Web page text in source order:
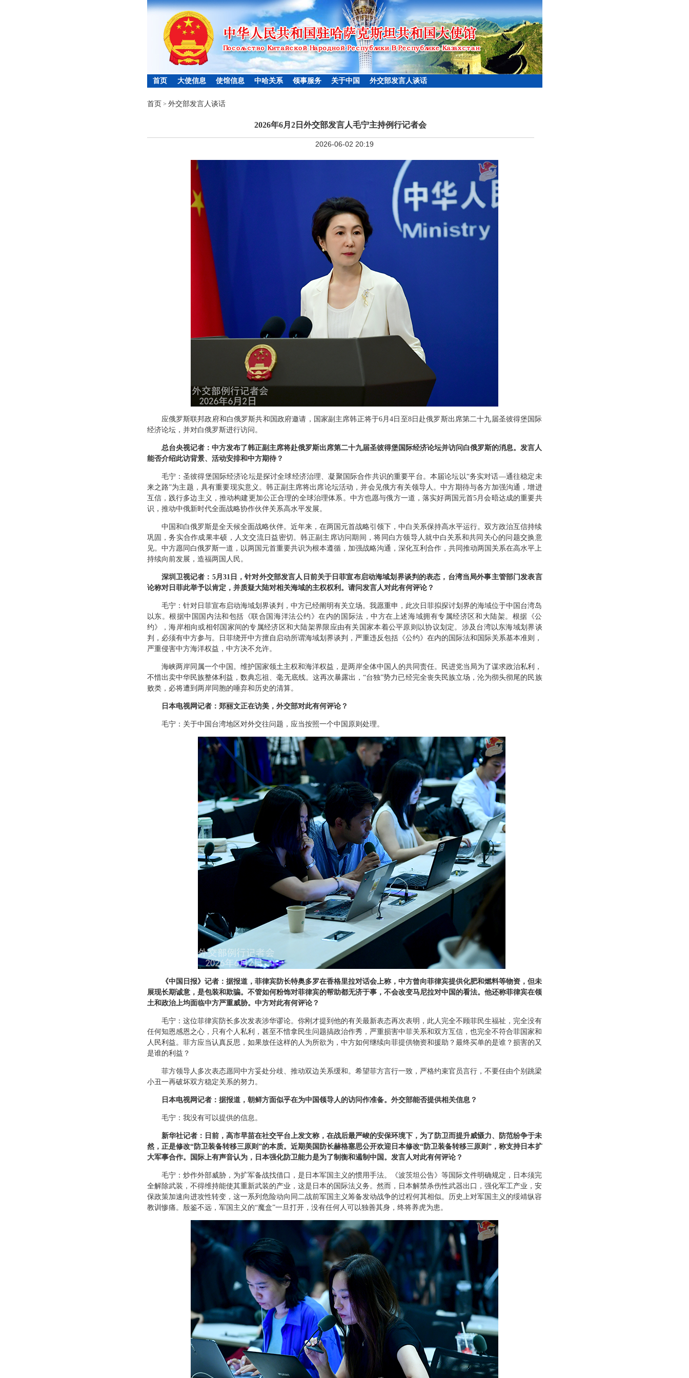
首页 大使信息 使馆信息 中哈关系 领事服务 关于中国 外交部发言人谈话
首页 > 外交部发言人谈话
2026年6月2日外交部发言人毛宁主持例行记者会
2026-06-02 20:19
应俄罗斯联邦政府和白俄罗斯共和国政府邀请，国家副主席韩正将于6月4日至8日赴俄罗斯出席第二十九届圣彼得堡国际
经济论坛，并对白俄罗斯进行访问。
总台央视记者：中方发布了韩正副主席将赴俄罗斯出席第二十九届圣彼得堡国际经济论坛并访问白俄罗斯的消息。发言人
能否介绍此访背景、活动安排和中方期待？
毛宁：圣彼得堡国际经济论坛是探讨全球经济治理、凝聚国际合作共识的重要平台。本届论坛以“务实对话—通往稳定未
来之路”为主题，具有重要现实意义。韩正副主席将出席论坛活动，并会见俄方有关领导人。中方期待与各方加强沟通，增进
互信，践行多边主义，推动构建更加公正合理的全球治理体系。中方也愿与俄方一道，落实好两国元首5月会晤达成的重要共
识，推动中俄新时代全面战略协作伙伴关系高水平发展。
中国和白俄罗斯是全天候全面战略伙伴。近年来，在两国元首战略引领下，中白关系保持高水平运行。双方政治互信持续
巩固，务实合作成果丰硕，人文交流日益密切。韩正副主席访问期间，将同白方领导人就中白关系和共同关心的问题交换意
见。中方愿同白俄罗斯一道，以两国元首重要共识为根本遵循，加强战略沟通，深化互利合作，共同推动两国关系在高水平上
持续向前发展，造福两国人民。
深圳卫视记者：5月31日，针对外交部发言人日前关于日菲宣布启动海域划界谈判的表态，台湾当局外事主管部门发表言
论称对日菲此举予以肯定，并质疑大陆对相关海域的主权权利。请问发言人对此有何评论？
毛宁：针对日菲宣布启动海域划界谈判，中方已经阐明有关立场。我愿重申，此次日菲拟探讨划界的海域位于中国台湾岛
以东。根据中国国内法和包括《联合国海洋法公约》在内的国际法，中方在上述海域拥有专属经济区和大陆架。根据《公
约》，海岸相向或相邻国家间的专属经济区和大陆架界限应由有关国家本着公平原则以协议划定。涉及台湾以东海域划界谈
判，必须有中方参与。日菲绕开中方擅自启动所谓海域划界谈判，严重违反包括《公约》在内的国际法和国际关系基本准则，
严重侵害中方海洋权益，中方决不允许。
海峡两岸同属一个中国。维护国家领土主权和海洋权益，是两岸全体中国人的共同责任。民进党当局为了谋求政治私利，
不惜出卖中华民族整体利益，数典忘祖、毫无底线。这再次暴露出，“台独”势力已经完全丧失民族立场，沦为彻头彻尾的民族
败类，必将遭到两岸同胞的唾弃和历史的清算。
日本电视网记者：郑丽文正在访美，外交部对此有何评论？
毛宁：关于中国台湾地区对外交往问题，应当按照一个中国原则处理。
《中国日报》记者：据报道，菲律宾防长特奥多罗在香格里拉对话会上称，中方曾向菲律宾提供化肥和燃料等物资，但未
展现长期诚意，是包装和欺骗。不管如何粉饰对菲律宾的帮助都无济于事，不会改变马尼拉对中国的看法。他还称菲律宾在领
土和政治上均面临中方严重威胁。中方对此有何评论？
毛宁：这位菲律宾防长多次发表涉华谬论。你刚才提到他的有关最新表态再次表明，此人完全不顾菲民生福祉，完全没有
任何知恩感恩之心，只有个人私利，甚至不惜拿民生问题搞政治作秀，严重损害中菲关系和双方互信，也完全不符合菲国家和
人民利益。菲方应当认真反思，如果放任这样的人为所欲为，中方如何继续向菲提供物资和援助？最终买单的是谁？损害的又
是谁的利益？
菲方领导人多次表态愿同中方妥处分歧、推动双边关系缓和。希望菲方言行一致，严格约束官员言行，不要任由个别跳梁
小丑一再破坏双方稳定关系的努力。
日本电视网记者：据报道，朝鲜方面似乎在为中国领导人的访问作准备。外交部能否提供相关信息？
毛宁：我没有可以提供的信息。
新华社记者：日前，高市早苗在社交平台上发文称，在战后最严峻的安保环境下，为了防卫而提升威慑力、防范纷争于未
然，正是修改“防卫装备转移三原则”的本质。近期美国防长赫格塞思公开欢迎日本修改“防卫装备转移三原则”，称支持日本扩
大军事合作。国际上有声音认为，日本强化防卫能力是为了制衡和遏制中国。发言人对此有何评论？
毛宁：炒作外部威胁，为扩军备战找借口，是日本军国主义的惯用手法。《波茨坦公告》等国际文件明确规定，日本须完
全解除武装，不得维持能使其重新武装的产业，这是日本的国际法义务。然而，日本解禁杀伤性武器出口，强化军工产业，安
保政策加速向进攻性转变，这一系列危险动向同二战前军国主义筹备发动战争的过程何其相似。历史上对军国主义的绥靖纵容
教训惨痛。殷鉴不远，军国主义的“魔盒”一旦打开，没有任何人可以独善其身，终将养虎为患。